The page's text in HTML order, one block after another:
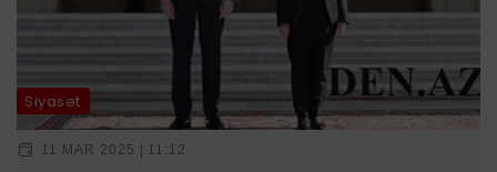
Siyasət
11 MAR 2025 | 11:12